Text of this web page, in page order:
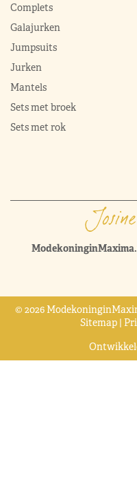
Complets
Galajurken
Jumpsuits
Jurken
Mantels
Sets met broek
Sets met rok
© 2026
Sitemap |